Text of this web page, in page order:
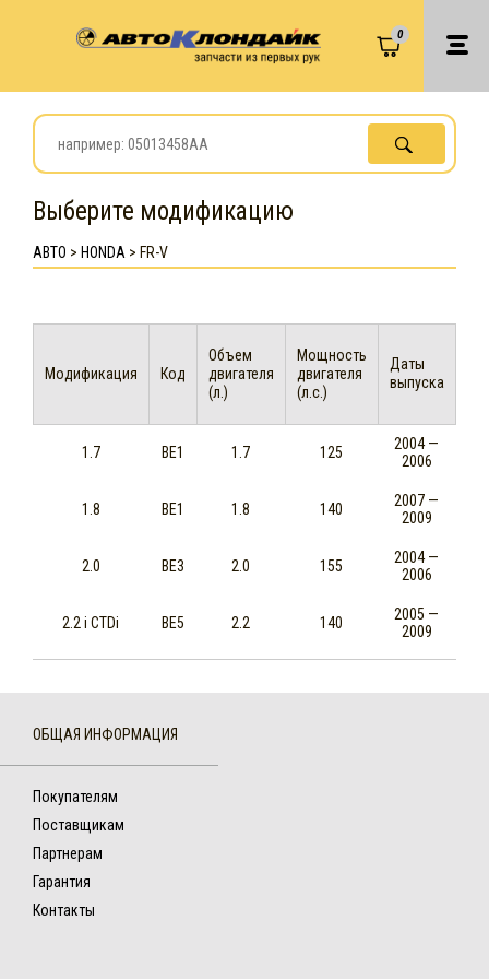
0
Выберите модификацию
АВТО > HONDA > FR-V
Модификация Код
Объем
двигателя
(л.)
Мощность
двигателя
(л.с.)
Даты
выпуска
1.7 BE1 1.7 125
2004 —
2006
1.8 BE1 1.8 140
2007 —
2009
2.0 BE3 2.0 155
2004 —
2006
2.2 i CTDi BE5 2.2 140
2005 —
2009
ОБЩАЯ ИНФОРМАЦИЯ
Покупателям
Поставщикам
Партнерам
Гарантия
Контакты